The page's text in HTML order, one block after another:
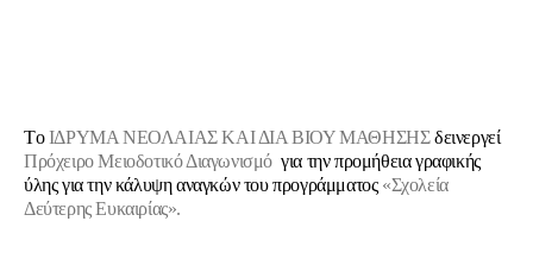
TοΙΔΡΥΜΑ ΝΕΟΛΑΙΑΣ ΚΑΙ ΔΙΑ ΒΙΟΥ ΜΑΘΗΣΗΣδεινεργεί
Πρόχειρο Μειοδοτικό Διαγωνισμό για την προμήθεια γραφικής
ύλης για την κάλυψη αναγκών του προγράμματος «Σχολεία
Δεύτερης Ευκαιρίας».